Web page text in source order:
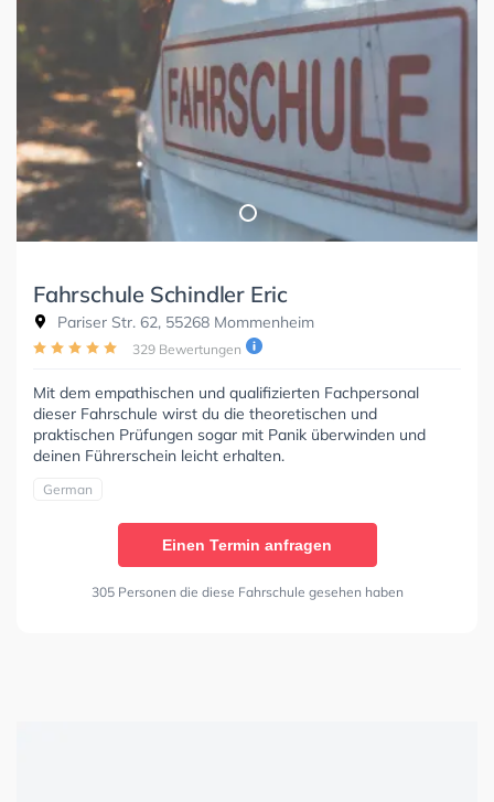
Fahrschule Schindler Eric
Pariser Str. 62, 55268 Mommenheim
329 Bewertungen
Mit dem empathischen und qualifizierten Fachpersonal
dieser Fahrschule wirst du die theoretischen und
praktischen Prüfungen sogar mit Panik überwinden und
deinen Führerschein leicht erhalten.
German
Einen Termin anfragen
305 Personen die diese Fahrschule gesehen haben